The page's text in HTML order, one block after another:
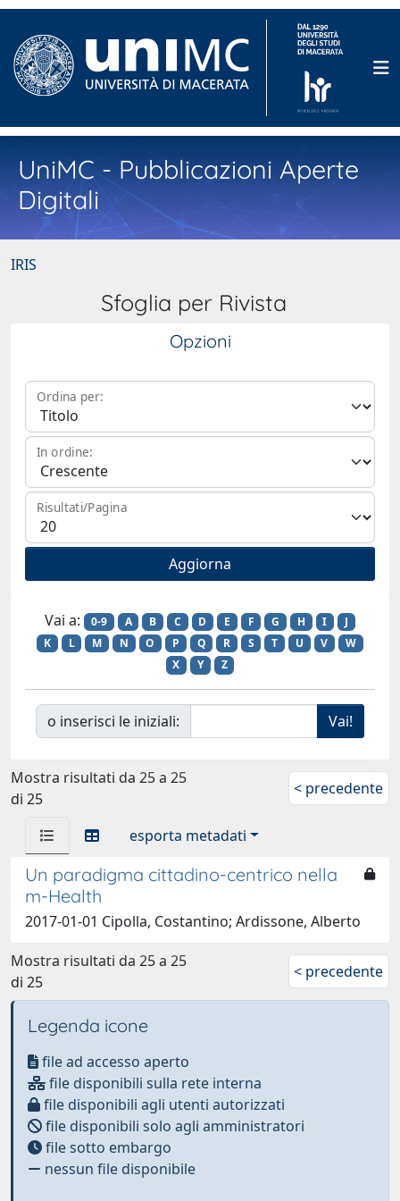
UniMC - Pubblicazioni Aperte
Digitali
IRIS
Sfoglia per Rivista
Opzioni
Ordina per:
In ordine:
Risultati/Pagina
Vai a: 0-9 A B C D E F G H I
J
K
L M N O P Q R S T U V
W
X
Y Z
o inserisci le iniziali:
Mostra risultati da 25 a 25
di 25
< precedente
esporta metadati
Un paradigma cittadino-centrico nella
m-Health
2017-01-01 Cipolla, Costantino; Ardissone, Alberto
Mostra risultati da 25 a 25
di 25
< precedente
Legenda icone
file ad accesso aperto
file disponibili sulla rete interna
file disponibili agli utenti autorizzati
file disponibili solo agli amministratori
file sotto embargo
nessun file disponibile